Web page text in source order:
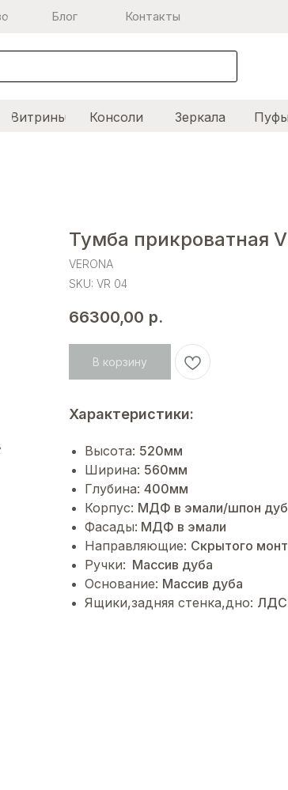
Контакты
Блог
Витрины Консоли Зеркала Пуфы
Тумба прикроватная
VERONA
SKU: VR 04
66300,00 р.
В корзину
Характеристики:
Высота: 520мм
Ширина: 560мм
Глубина: 400мм
Корпус: МДФ в эмали/шпон
Фасады: МДФ в эмали
Направляющие: Cкрытого
Ручки: Массив дуба
Основание: Массив дуба
Ящики,задняя стенка,дно: